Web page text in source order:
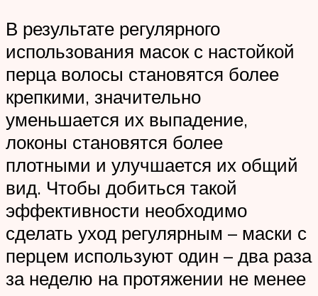
В результате регулярного
использования масок с настойкой
перца волосы становятся более
крепкими, значительно
уменьшается их выпадение,
локоны становятся более
плотными и улучшается их общий
вид. Чтобы добиться такой
эффективности необходимо
сделать уход регулярным – маски с
перцем используют один – два раза
за неделю на протяжении не менее